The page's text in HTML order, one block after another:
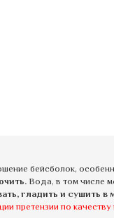
бейсболок,
Вода, в том числе
гладить и сушить в
претензии по